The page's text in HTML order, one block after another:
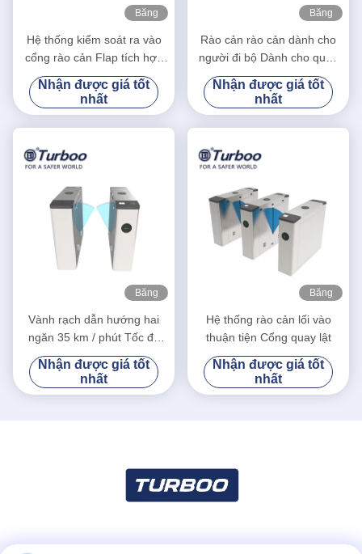
Băng
Hệ thống kiểm soát ra vào
cổng rào cản Flap tích hợp
đầu đọc thẻ RFID và máy
quét QR
Nhận được giá tốt
nhất
Băng
Rào cản rào cản dành cho
người đi bộ Dành cho quản
lý an ninh trong nhà và ngoài
trời
Nhận được giá tốt
nhất
Băng
Vành rạch dẫn hướng hai
ngăn 35 km / phút Tốc độ
chuyển tiếp
Nhận được giá tốt
nhất
Băng
Hệ thống rào cản lối vào
thuận tiện Cổng quay lật
Nhận được giá tốt
nhất